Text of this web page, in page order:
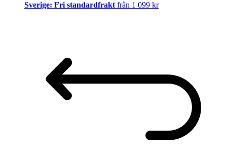
Sverige: Fri standardfrakt från 1 099 kr